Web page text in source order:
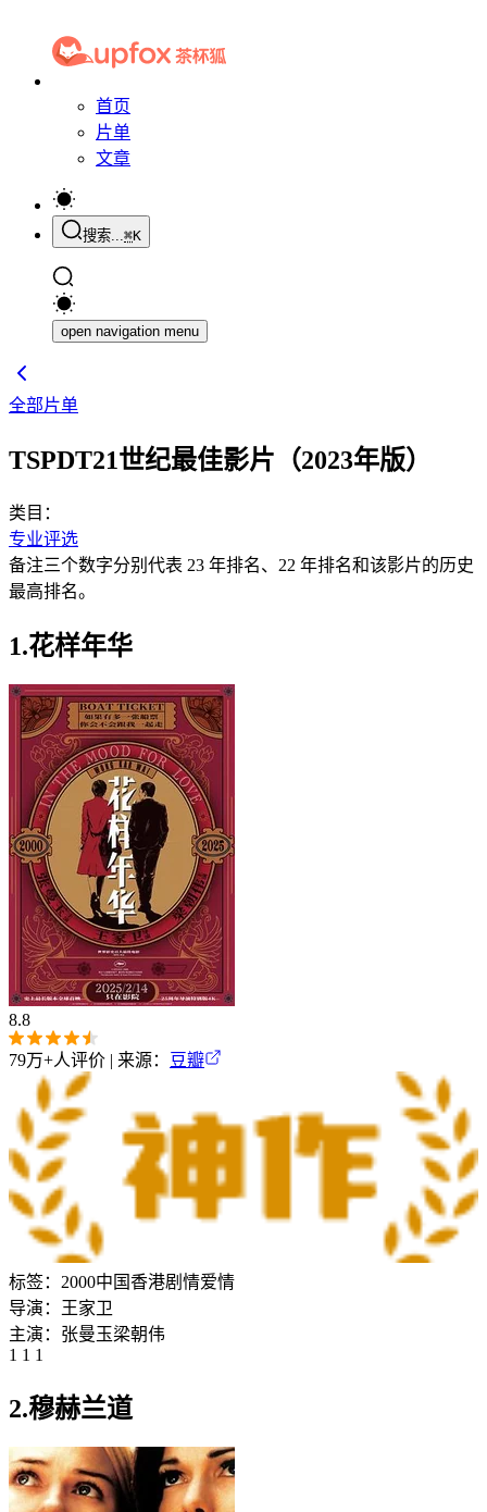
首页
片单
文章
搜索...⌘K
open navigation menu
全部片单
TSPDT21世纪最佳影片（2023年版）
类目：
专业评选
备注三个数字分别代表 23 年排名、22 年排名和该影片的历史
最高排名。
1.花样年华
8.8
79万+人评价 | 来源： 豆瓣
标签： 2000中国香港剧情爱情
导演：
王家卫
主演： 张曼玉梁朝伟
1 1 1
2.穆赫兰道